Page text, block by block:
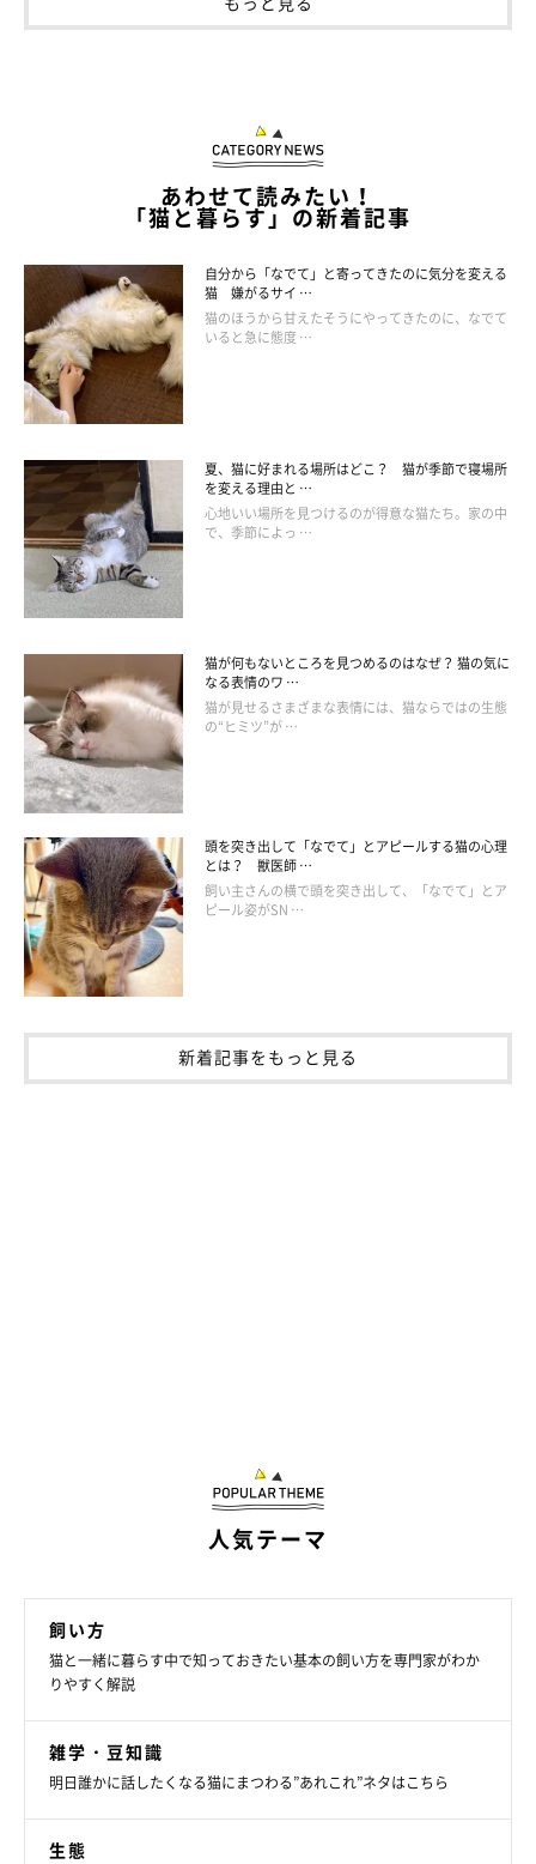
あわせて読みたい！
「猫と暮らす」の新着記事
自分から「なでて」と寄ってきたのに気分を変える
猫 嫌がるサイ …
猫のほうから甘えたそうにやってきたのに、なでて
いると急に態度 …
夏、猫に好まれる場所はどこ？ 猫が季節で寝場所
を変える理由と …
心地いい場所を見つけるのが得意な猫たち。家の中
で、季節によっ …
猫が何もないところを見つめるのはなぜ？ 猫の気に
なる表情のワ …
猫が見せるさまざまな表情には、猫ならではの生態
の“ヒミツ”が …
頭を突き出して「なでて」とアピールする猫の心理
とは？ 獣医師 …
飼い主さんの横で頭を突き出して、「なでて」とア
ピール姿がSN …
新着記事をもっと見る
人気テーマ
飼い方
猫と一緒に暮らす中で知っておきたい基本の飼い方を専門家がわか
りやすく解説
雑学・豆知識
明日誰かに話したくなる猫にまつわる”あれこれ”ネタはこちら
生態